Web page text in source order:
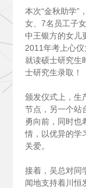
本次“金秋助学”
女、7名员工子
中王银方的女儿
2011年考上心
就读硕士研究生
士研究生录取！
颁发仪式上，生
节点，另一个
勇向前，同时也
情，以优异的学
关爱。
接着，吴总对同
闻地支持着川恒